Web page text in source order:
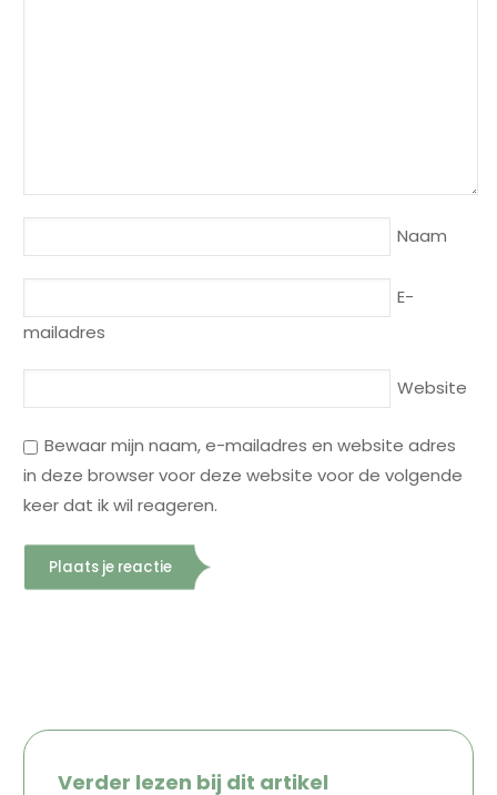
Naam
E-
mailadres
Website
Bewaar mijn naam, e-mailadres en website adres
in deze browser voor deze website voor de volgende
keer dat ik wil reageren.
Verder lezen bij dit artikel